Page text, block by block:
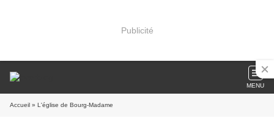
Publicité
MENU
Accueil » L'église de Bourg-Madame